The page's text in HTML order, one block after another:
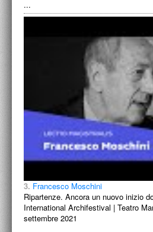
MOSTRE
DUETTI / DUELLI
LABORATORI DI
PROGETTI D'OPERA
PROGETTI CULTURALI
PROGETTO T.E.S.I.
...
3. Francesco Moschini
Ripartenze. Ancora un nuovo inizio
International Archifestival | Teatro
settembre 2021